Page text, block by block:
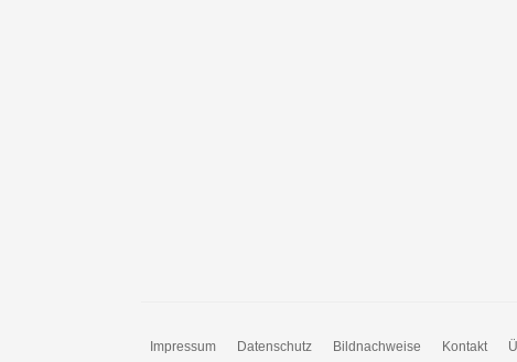
Impressum Datenschutz Bildnachweise Kontakt